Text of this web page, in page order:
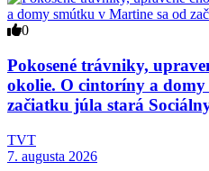
0
Pokosené trávniky,
okolie. O cintoríny a
začiatku júla stará
TVT
7. augusta 2026